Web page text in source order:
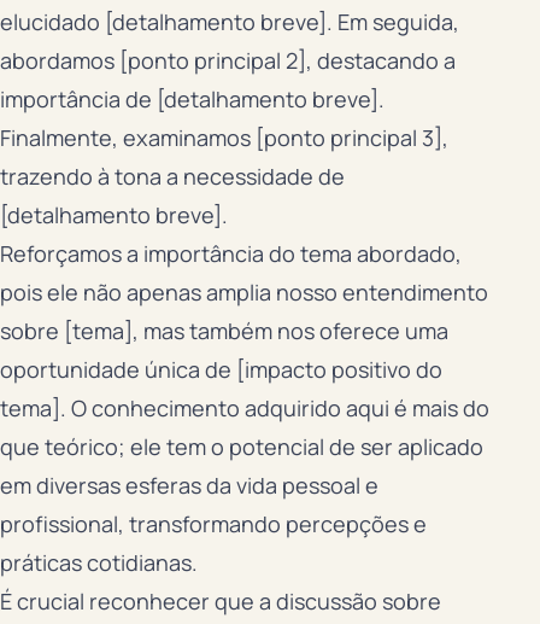
elucidado [detalhamento breve]. Em seguida,
abordamos [ponto principal 2], destacando a
importância de [detalhamento breve].
Finalmente, examinamos [ponto principal 3],
trazendo à tona a necessidade de
[detalhamento breve].
Reforçamos a importância do tema abordado,
pois ele não apenas amplia nosso entendimento
sobre [tema], mas também nos oferece uma
oportunidade única de [impacto positivo do
tema]. O conhecimento adquirido aqui é mais do
que teórico; ele tem o potencial de ser aplicado
em diversas esferas da vida pessoal e
profissional, transformando percepções e
práticas cotidianas.
É crucial reconhecer que a discussão sobre